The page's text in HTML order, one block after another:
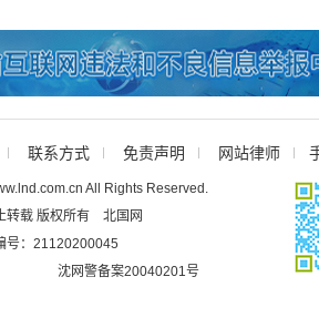
联系方式 免责声明 网站律师
All Rights Reserved.
转载 版权所有 北国网
号：21120200045
沈网警备案20040201号